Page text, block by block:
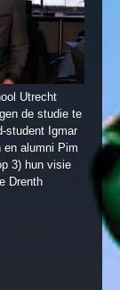
Utrecht
de studie te
student Igmar
en alumni Pim
3) hun visie
Drenth